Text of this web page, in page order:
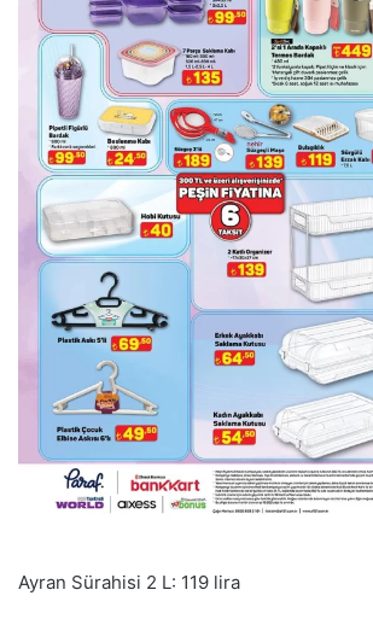
Ayran Sürahisi 2 L: 119 lira